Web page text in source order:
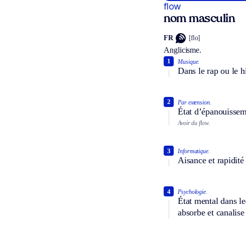
flow
nom masculin
FR [flo]
Anglicisme.
Musique.
Dans le rap ou le
1
Par extension.
État
2
Avoir du flow.
Informatique.
Aisance et
3
Psychologie.
État mental dans
absorbe et
4